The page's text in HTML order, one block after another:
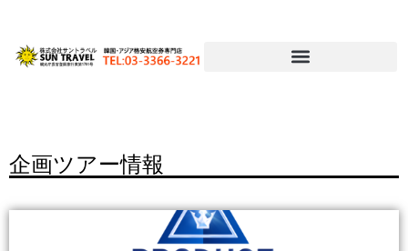
企画ツアー情報